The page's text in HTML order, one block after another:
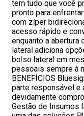
tem tudo que você
pronto para
com zíper
acesso rápido e
enquanto a
lateral adiciona
bolso lateral em
pessoais sempre à
BENEFÍCIOS
parte responsável e
devidamente
Gestão de Insumos